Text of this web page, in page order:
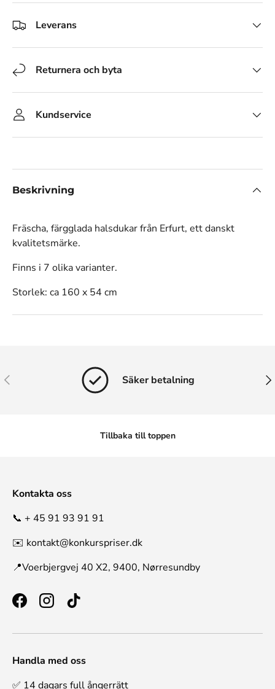
Leverans
Returnera och byta
Kundservice
Beskrivning
Fräscha, färgglada halsdukar från Erfurt, ett danskt
kvalitetsmärke.
Finns i 7 olika varianter.
Storlek: ca 160 x 54 cm
Tidigare Säker betalning
Tillbaka till toppen
Kontakta oss
📞 + 45 91 93 91 91
✉️ kontakt@konkurspriser.dk
📍Voerbjergvej 40 X2, 9400, Nørresundby
FacebookInstagramTikTok
Handla med oss
✅ 14 dagars full ångerrätt